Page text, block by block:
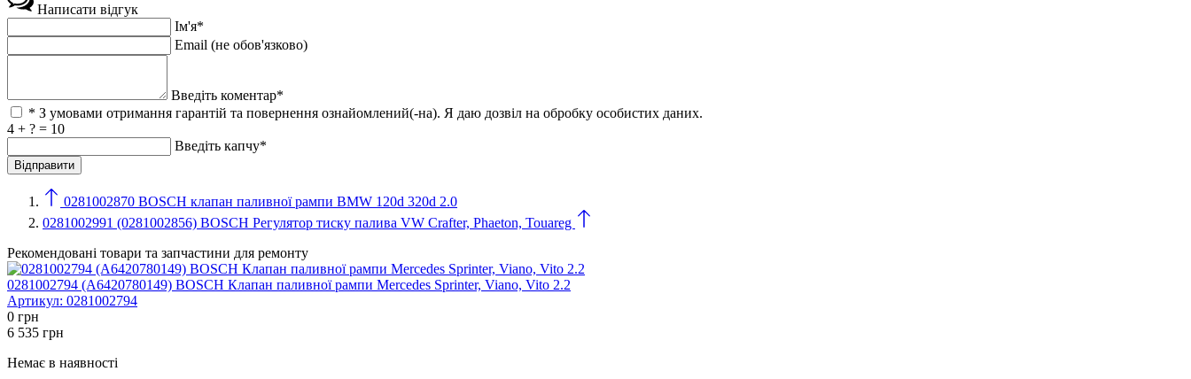
Написати відгук
Ім'я*
Email (не обов'язково)
Введіть коментар*
* З умовами отримання гарантій та повернення ознайомлений(-на). Я даю дозвіл на обробку особистих даних.
4 + ? = 10
Введіть капчу*
0281002870 BOSCH клапан паливної рампи BMW 120d 320d 2.0
0281002991 (0281002856) BOSCH Регулятор тиску палива VW Crafter, Phaeton, Touareg
Рекомендовані товари та запчастини для ремонту
0281002794 (A6420780149) BOSCH Клапан паливної рампи Mercedes Sprinter, Viano, Vito 2.2
Артикул: 0281002794
0 грн
6 535 грн
Немає в наявності